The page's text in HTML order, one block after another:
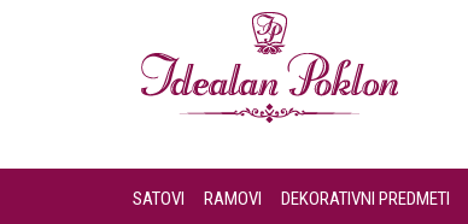
SATOVI RAMOVI DEKORATIVNI PREDMETI